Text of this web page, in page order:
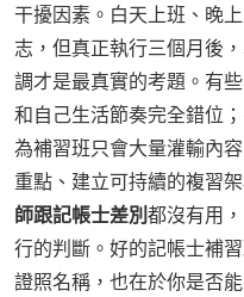
干擾因素。白天上班、晚
志，但真正執行三個月後
調才是最真實的考題。有
和自己生活節奏完全錯位
為補習班只會大量灌輸內
重點、建立可持續的複習
師跟記帳士差別都沒有用
行的判斷。好的記帳士補
證照名稱，也在於你是否